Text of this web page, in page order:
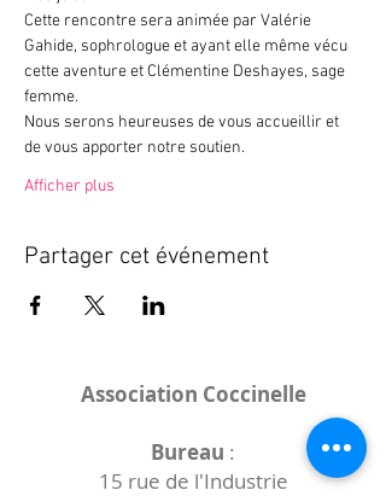
Cette rencontre sera animée par Valérie
Gahide, sophrologue et ayant elle même vécu
cette aventure et Clémentine Deshayes, sage
femme.
Nous serons heureuses de vous accueillir et
de vous apporter notre soutien.
Afficher plus
Partager cet événement
Association Coccinelle
Bureau :
15 rue de l'Industrie